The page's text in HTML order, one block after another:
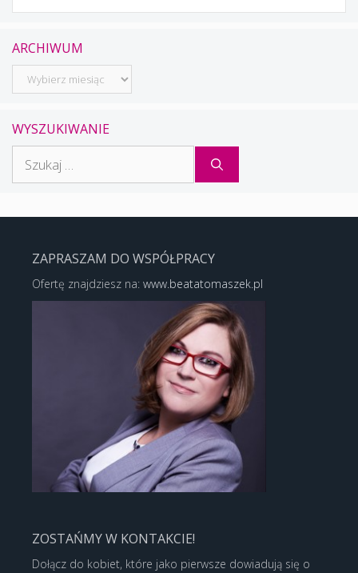
ARCHIWUM
Archiwum
WYSZUKIWANIE
ZAPRASZAM DO WSPÓŁPRACY
Ofertę znajdziesz na: www.beatatomaszek.pl
ZOSTAŃMY W KONTAKCIE!
Dołącz do kobiet, które jako pierwsze dowiadują się o